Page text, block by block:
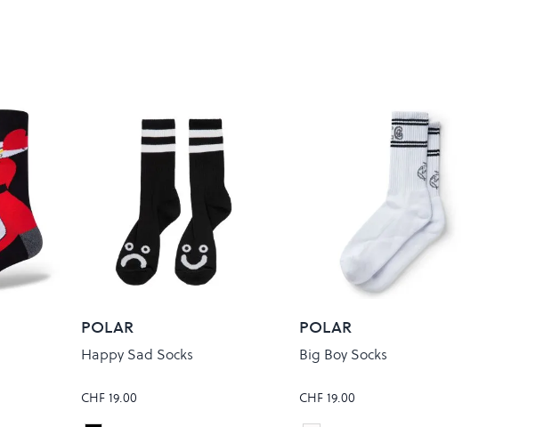
POLAR
Happy Sad Socks
CHF 19.00
POLAR
Big Boy Socks
CHF 19.00